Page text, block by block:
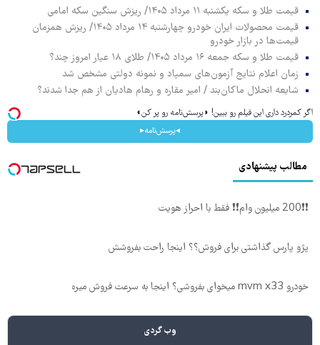
قیمت طلا و سکه یکشنبه ۱۱ مرداد ۱۴۰۵/ ریزش سنگین سکه امامی
قیمت محصولات ایران خودرو چهارشنبه ۱۴ مرداد ۱۴۰۵/ ریزش همزمان
قیمت‌ها در بازار خودرو
قیمت طلا و سکه جمعه ۱۶ مرداد ۱۴۰۵/ طلای ۱۸ عیار امروز چند؟
زمان اعلام نتایج آزمون‌های سمپاد و نمونه دولتی مشخص شد
شایعه انحلال ماکان‌بند / امیر مقاره و رهام هادیان از هم جدا شدند؟
اگر کمردرد داری این فیلم رو ببین! ◗پرسش‌نامه رو پر کن◖
◂پرسش‌نامه▸
مطالب پیشنهادی
❗❗200 میلیون وام❗❗ فقط با احراز هویت
پژو پارس گذاشتی برای فروش؟؟ اینجا راحت بفروشش
خودرو mvm x33 میخوای بفروشی؟ اینجا به سرعت فروش میره
وب گردی